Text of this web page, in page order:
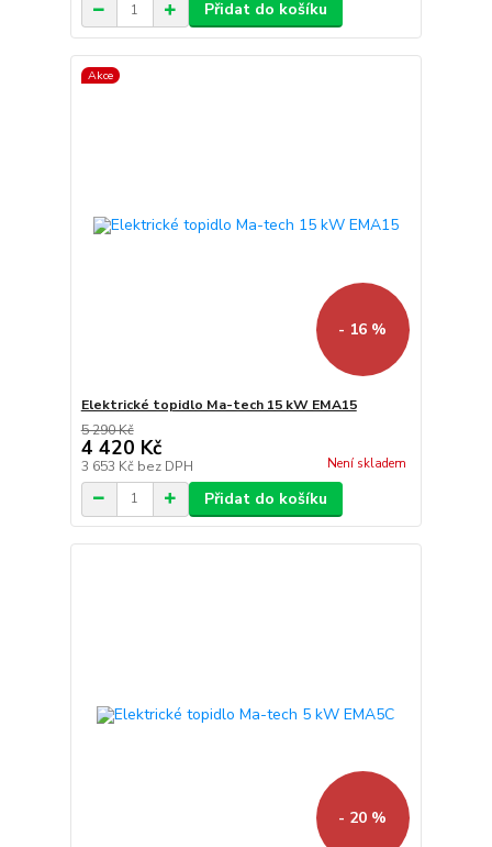
Přidat do košíku
Akce
- 16 %
Elektrické topidlo Ma-tech 15 kW EMA15
5 290 Kč
4 420 Kč
3 653 Kč bez DPH Není skladem
Přidat do košíku
- 20 %